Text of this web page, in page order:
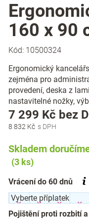
160 x 90
Kód: 10500324
Ergonomický
zejména pro
provedení, deska z
nastavitelné nožky,
8 832 Kč
7 299 Kč bez
Skladem
(3 ks)
Vrácení do 60 dnů
Pojištění proti rozbití